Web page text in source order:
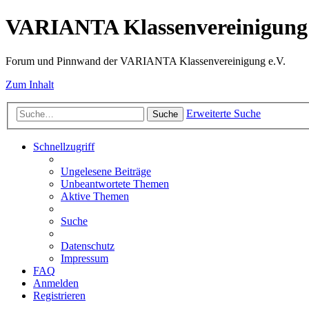
VARIANTA Klassenvereinigung
Forum und Pinnwand der VARIANTA Klassenvereinigung e.V.
Zum Inhalt
Suche Erweiterte Suche
Schnellzugriff
Ungelesene Beiträge
Unbeantwortete Themen
Aktive Themen
Suche
Datenschutz
Impressum
FAQ
Anmelden
Registrieren